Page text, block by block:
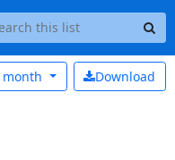
Download
month